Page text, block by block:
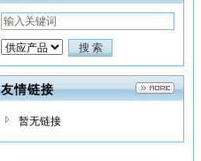
友情链接
暂无链接